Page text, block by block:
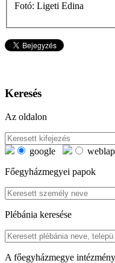
Fotó: Ligeti Edina
Keresés
Az oldalon
google
weblap
Főegyházmegyei papok
Plébánia keresése
A főegyházmegye